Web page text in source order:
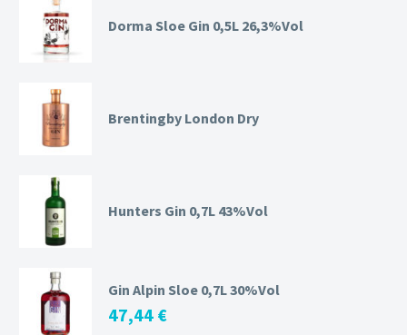
Dorma Sloe Gin 0,5L 26,3%Vol
Brentingby London Dry
Hunters Gin 0,7L 43%Vol
Gin Alpin Sloe 0,7L 30%Vol
47,44 €